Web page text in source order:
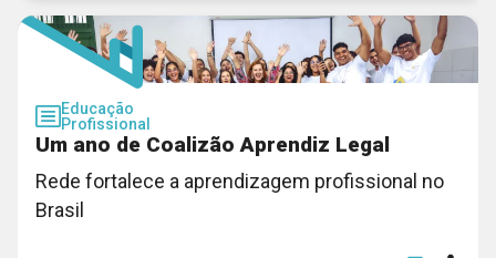
Educação
Profissional
Um ano de Coalizão Aprendiz Legal
Rede fortalece a aprendizagem profissional no
Brasil